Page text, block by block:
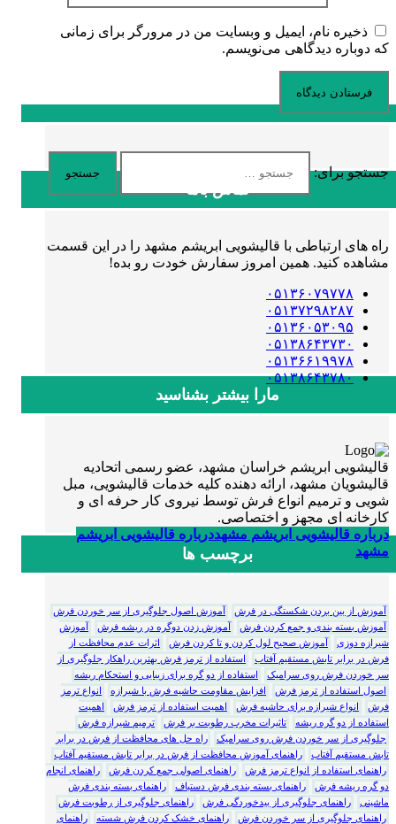
ذخیره نام، ایمیل و وبسایت من در مرورگر برای زمانی
که دوباره دیدگاهی می‌نویسم.
جستجو برای:
تماس باما
راه های ارتباطی با قالیشویی ابریشم مشهد را در این قسمت
مشاهده کنید. همین امروز سفارش خودت رو بده!
۰۵۱۳۶۰۷۹۷۷۸
۰۵۱۳۷۲۹۸۲۸۷
۰۵۱۳۶۰۵۳۰۹۵
۰۵۱۳۸۶۴۳۷۳۰
۰۵۱۳۶۶۱۹۹۷۸
۰۵۱۳۸۶۴۳۷۸۰
مارا بیشتر بشناسید
قالیشویی ابریشم خراسان مشهد، عضو رسمی اتحادیه
قالیشویان مشهد، ارائه دهنده کلیه خدمات قالیشویی، مبل
شویی و ترمیم انواع فرش توسط نیروی کار حرفه ای و
کارخانه ای مجهز و اختصاصی.
درباره قالیشویی ابریشم مشهددرباره قالیشویی ابریشم
مشهد
برچسب ها
آموزش از بین بردن شکستگی در فرش
آموزش اصول جلوگیری از سر خوردن فرش
آموزش بسته بندی و جمع کردن فرش
آموزش زدن دوگره در ریشه فرش
آموزش
شیرازه دوزی
آموزش صحیح لول کردن و تا کردن فرش
اثرات عدم محافظت از
فرش در برابر تابش مستقیم آفتاب
استفاده از ترمز فرش بهترین راهکار جلوگیری از
سر خوردن فرش روی سرامیک
استفاده از دو گره برای زیبایی و استحکام ریشه
اصول استفاده از ترمز فرش
افزایش مقاومت حاشیه فرش با شیرازه
انواع ترمز
فرش
انواع شیرازه برای حاشیه فرش اهمیت استفاده از ترمز فرش
اهمیت
استفاده از دو گره ریشه
تاثیرات مخرب رطوبت بر فرش
ترمیم شیرازه فرش
جلوگیری از سر خوردن فرش روی سرامیک
راه حل های محافظت از فرش در برابر
تابش مستقیم آفتاب
راهنمای آموزش محافظت از فرش در برابر تابش مستقیم آفتاب
راهنمای استفاده از انواع ترمز فرش
راهنمای اصولی جمع کردن فرش
راهنمای انجام
دو گره ریشه فرش
راهنمای بسته بندی فرش دستباف
راهنمای بسته بندی فرش
ماشینی
راهنمای جلوگیری از بیدخوردگی فرش
راهنمای جلوگیری از رطوبت فرش
راهنمای جلوگیری از سر خوردن فرش
راهنمای خشک کردن فرش شسته
راهنمای